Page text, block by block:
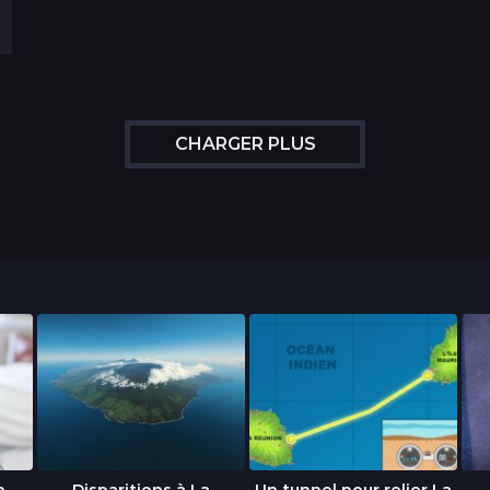
CHARGER PLUS